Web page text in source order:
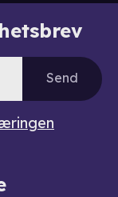
Send